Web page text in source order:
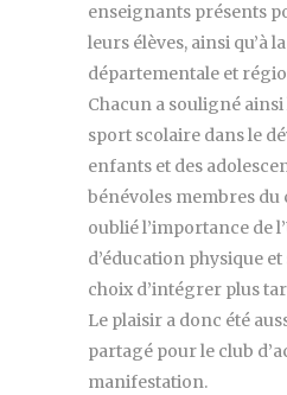
enseignants présents
leurs élèves, ainsi qu’à
départementale et
Chacun a souligné
sport scolaire dans le
enfants et des
bénévoles membres du
oublié l’importance de
d’éducation physique
choix d’intégrer plus
Le plaisir a donc été
partagé pour le club
manifestation.